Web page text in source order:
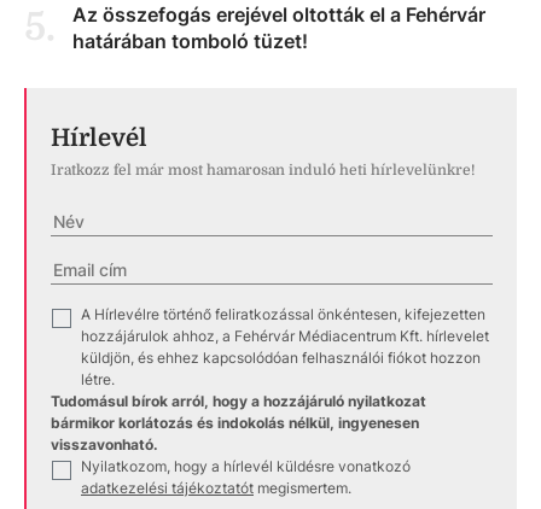
5.
Az összefogás erejével oltották el a Fehérvár
határában tomboló tüzet!
Hírlevél
Iratkozz fel már most hamarosan induló heti hírlevelünkre!
A Hírlevélre történő feliratkozással önkéntesen, kifejezetten
hozzájárulok ahhoz, a Fehérvár Médiacentrum Kft. hírlevelet
küldjön, és ehhez kapcsolódóan felhasználói fiókot hozzon
létre.
Tudomásul bírok arról, hogy a hozzájáruló nyilatkozat
bármikor korlátozás és indokolás nélkül, ingyenesen
visszavonható.
Nyilatkozom, hogy a hírlevél küldésre vonatkozó
adatkezelési tájékoztatót megismertem.